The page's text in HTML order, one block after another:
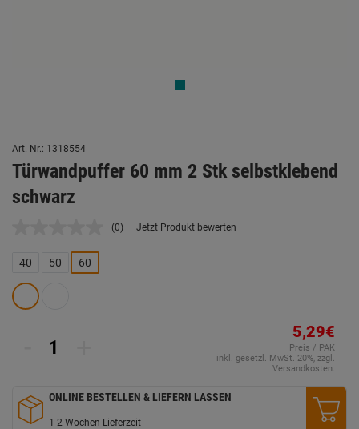
Art. Nr.: 1318554
Türwandpuffer 60 mm 2 Stk selbstklebend
schwarz
Kein
(0) Jetzt Produkt bewerten
40 50 60
5,29€
Preis / PAK
inkl. gesetzl. MwSt. 20%, zzgl.
Versandkosten.
ONLINE BESTELLEN & LIEFERN LASSEN
1-2 Wochen Lieferzeit